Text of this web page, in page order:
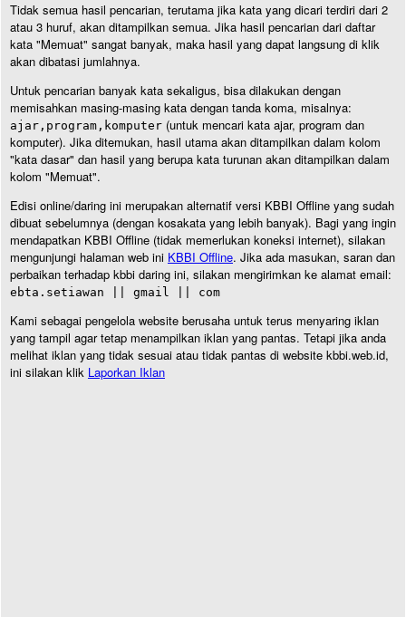
Tidak semua hasil pencarian, terutama jika kata yang dicari terdiri dari 2
atau 3 huruf, akan ditampilkan semua. Jika hasil pencarian dari daftar
kata "Memuat" sangat banyak, maka hasil yang dapat langsung di klik
akan dibatasi jumlahnya.
Untuk pencarian banyak kata sekaligus, bisa dilakukan dengan
memisahkan masing-masing kata dengan tanda koma, misalnya:
ajar,program,komputer (untuk mencari kata ajar, program dan
komputer). Jika ditemukan, hasil utama akan ditampilkan dalam kolom
"kata dasar" dan hasil yang berupa kata turunan akan ditampilkan dalam
kolom "Memuat".
Edisi online/daring ini merupakan alternatif versi KBBI Offline yang sudah
dibuat sebelumnya (dengan kosakata yang lebih banyak). Bagi yang ingin
mendapatkan KBBI Offline (tidak memerlukan koneksi internet), silakan
mengunjungi halaman web ini KBBI Offline. Jika ada masukan, saran dan
perbaikan terhadap kbbi daring ini, silakan mengirimkan ke alamat email:
ebta.setiawan || gmail || com
Kami sebagai pengelola website berusaha untuk terus menyaring iklan
yang tampil agar tetap menampilkan iklan yang pantas. Tetapi jika anda
melihat iklan yang tidak sesuai atau tidak pantas di website kbbi.web.id,
ini silakan klik Laporkan Iklan